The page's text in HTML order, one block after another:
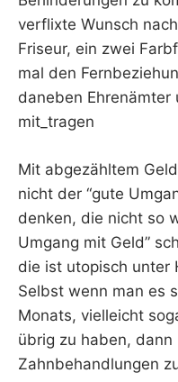
verflixte Wunsch
Friseur, ein zwei
mal den
daneben Ehrenämter
mit_tragen
Mit abgezähltem
nicht der “gute
denken, die nicht so
Umgang mit Geld”
die ist utopisch unter
Selbst wenn man es
Monats, vielleicht
übrig zu haben, dann
Zahnbehandlungen